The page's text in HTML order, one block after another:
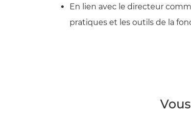
En lien avec le directeur
pratiques et les outils de la